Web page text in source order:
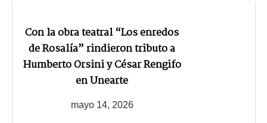
Con la obra teatral “Los enredos
de Rosalía” rindieron tributo a
Humberto Orsini y César Rengifo
en Unearte
mayo 14, 2026